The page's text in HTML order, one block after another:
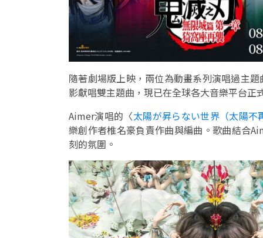
隨著劇場版上映，兩位為動畫系列演唱過主
影獻唱雙主題曲，現已在全球各大音樂平台正
Aimer演唱的〈太陽が昇らない世界（太陽不
樂創作者椎名豪負責作曲與編曲。歌曲結合
刻的氛圍。